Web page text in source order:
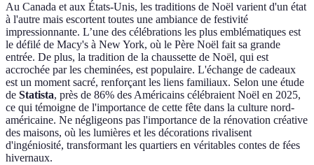
Au Canada et aux États-Unis, les traditions de Noël varient d'un état
à l'autre mais escortent toutes une ambiance de festivité
impressionnante. L’une des célébrations les plus emblématiques est
le défilé de Macy's à New York, où le Père Noël fait sa grande
entrée. De plus, la tradition de la chaussette de Noël, qui est
accrochée par les cheminées, est populaire. L'échange de cadeaux
est un moment sacré, renforçant les liens familiaux. Selon une étude
de Statista, près de 86% des Américains célébraient Noël en 2025,
ce qui témoigne de l'importance de cette fête dans la culture nord-
américaine. Ne négligeons pas l'importance de la rénovation créative
des maisons, où les lumières et les décorations rivalisent
d'ingéniosité, transformant les quartiers en véritables contes de fées
hivernaux.